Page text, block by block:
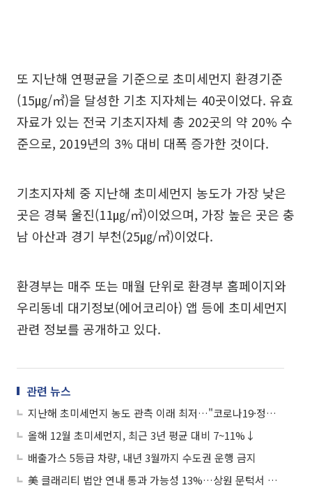
또 지난해 연평균을 기준으로 초미세먼지 환경기준
(15㎍/㎥)을 달성한 기초 지자체는 40곳이었다. 유효
자료가 있는 전국 기초지자체 총 202곳의 약 20% 수
준으로, 2019년의 3% 대비 대폭 증가한 것이다.
기초지자체 중 지난해 초미세먼지 농도가 가장 낮은
곳은 경북 울진(11㎍/㎥)이었으며, 가장 높은 곳은 충
남 아산과 경기 부천(25㎍/㎥)이었다.
환경부는 매주 또는 매월 단위로 환경부 홈페이지와
우리동네 대기정보(에어코리아) 앱 등에 초미세먼지
관련 정보를 공개하고 있다.
관련 뉴스
지난해 초미세먼지 농도 관측 이래 최저…"코로나19·정책 효과"
올해 12월 초미세먼지, 최근 3년 평균 대비 7~11%↓
배출가스 5등급 차량, 내년 3월까지 수도권 운행 금지
美 클래리티 법안 연내 통과 가능성 13%…상원 문턱서 제동